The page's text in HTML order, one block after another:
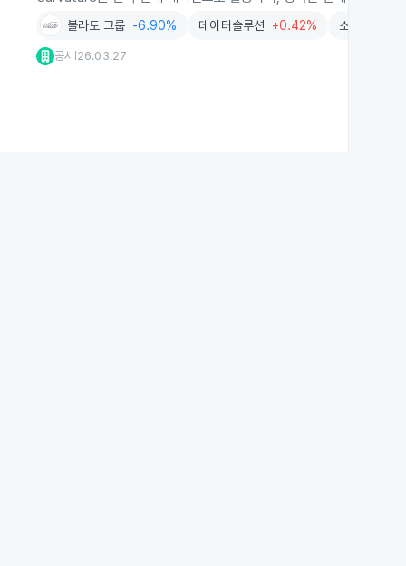
볼라토 그룹 -6.90% 데이터솔루션 +0.42% 소프트웨어
공시 26.03.27